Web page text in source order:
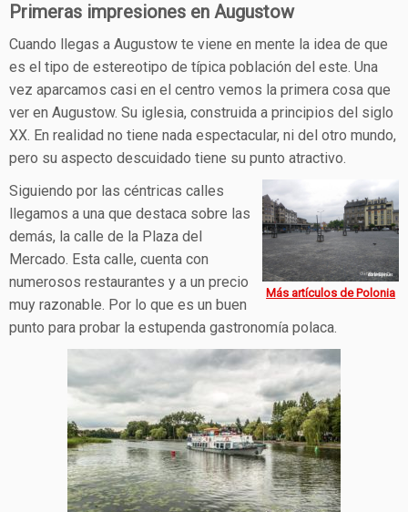
Primeras impresiones en Augustow
Cuando llegas a Augustow te viene en mente la idea de que
es el tipo de estereotipo de típica población del este. Una
vez aparcamos casi en el centro vemos la primera cosa que
ver en Augustow. Su iglesia, construida a principios del siglo
XX. En realidad no tiene nada espectacular, ni del otro mundo,
pero su aspecto descuidado tiene su punto atractivo.
Más artículos de Polonia
Siguiendo por las céntricas calles
llegamos a una que destaca sobre las
demás, la calle de la Plaza del
Mercado. Esta calle, cuenta con
numerosos restaurantes y a un precio
muy razonable. Por lo que es un buen
punto para probar la estupenda gastronomía polaca.